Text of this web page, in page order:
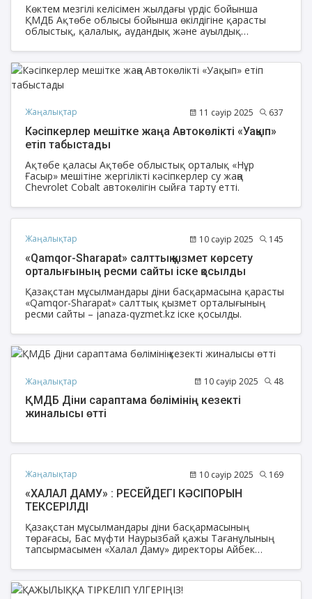
Көктем мезгілі келісімен жылдағы үрдіс бойынша
ҚМДБ Ақтөбе облысы бойынша өкілдігіне қарасты
облыстық, қалалық, аудандық және ауылдық
жүргізді.
Жаңалықтар 11 сәуір 2025 637
Кәсіпкерлер мешітке жаңа Автокөлікті «Уақып»
етіп табыстады
Ақтөбе қаласы Ақтөбе облыстық орталық «Нұр
Ғасыр» мешітіне жергілікті кәсіпкерлер су жаңа
Chevrolet Cobalt автокөлігін сыйға тарту етті.
Жаңалықтар 10 сәуір 2025 145
«Qamqor-Sharapat» салттық қызмет көрсету
орталығының ресми сайты іске қосылды
Қазақстан мұсылмандары діни басқармасына қарасты
«Qamqor-Sharapat» салттық қызмет орталығының
ресми сайты – janaza-qyzmet.kz іске қосылды.
Жаңалықтар 10 сәуір 2025 48
ҚМДБ Діни сараптама бөлімінің кезекті
жиналысы өтті
Жаңалықтар 10 сәуір 2025 169
«ХАЛАЛ ДАМУ» : РЕСЕЙДЕГІ КӘСІПОРЫН
ТЕКСЕРІЛДІ
Қазақстан мұсылмандары діни басқармасының
төрағасы, Бас мүфти Наурызбай қажы Тағанұлының
тапсырмасымен «Халал Даму» директоры Айбек
Бауыржанұлы Ресей Федерациясындағы сусын
өндіретін кәсіпорында алғашқы аудит жұмыстарын
жүргізді.